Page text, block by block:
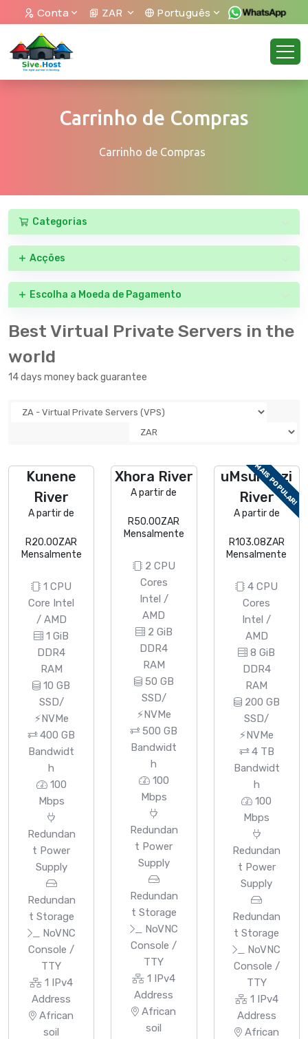
Conta ZAR Português
Carrinho de Compras
Carrinho de Compras
Categorias
Acções
Escolha a Moeda de Pagamento
Best Virtual Private Servers in the
world
14 days money back guarantee
Kunene
River
A partir de
R20.00ZAR
Mensalmente
1 CPU
Core Intel
/ AMD
1 GiB
DDR4
RAM
10 GB
SSD/
⚡NVMe
400 GB
Bandwidt
h
100
Mbps
Redundan
t Power
Supply
Redundan
t Storage
NoVNC
Console /
TTY
1 IPv4
Address
African
soil
Xhora River
A partir de
R50.00ZAR
Mensalmente
2 CPU
Cores
Intel /
AMD
2 GiB
DDR4
RAM
50 GB
SSD/
⚡NVMe
500 GB
Bandwidt
h
100
Mbps
Redundan
t Power
Supply
Redundan
t Storage
NoVNC
Console /
TTY
1 IPv4
Address
African
soil
uMsunduzi
River
MAIS POPULAR!
A partir de
R103.08ZAR
Mensalmente
4 CPU
Cores
Intel /
AMD
8 GiB
DDR4
RAM
200 GB
SSD/
⚡NVMe
4 TB
Bandwidt
h
100
Mbps
Redundan
t Power
Supply
Redundan
t Storage
NoVNC
Console /
TTY
1 IPv4
Address
African